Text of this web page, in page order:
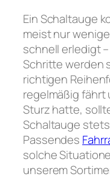
Ein Schaltauge
meist nur
schnell erledigt
Schritte werden
richtigen
regelmäßig fährt
Sturz hatte,
Schaltauge
Passendes
solche
unserem